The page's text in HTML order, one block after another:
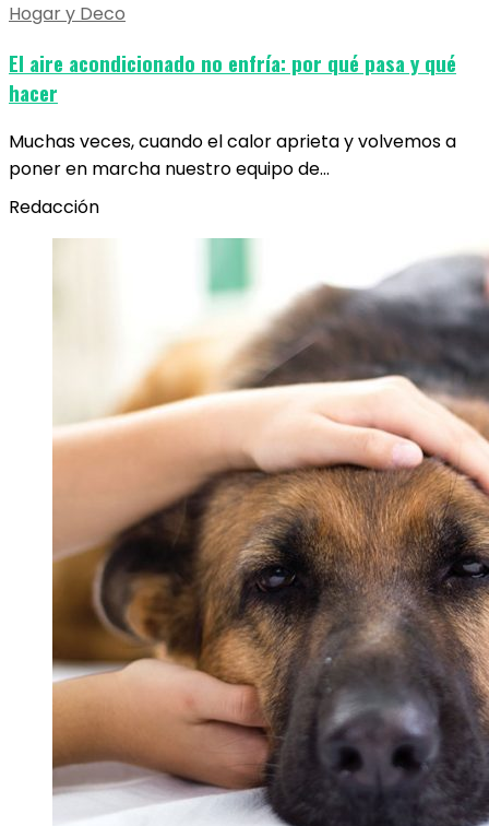
Hogar y Deco
El aire acondicionado no enfría: por qué pasa y qué
hacer
Muchas veces, cuando el calor aprieta y volvemos a
poner en marcha nuestro equipo de…
Redacción